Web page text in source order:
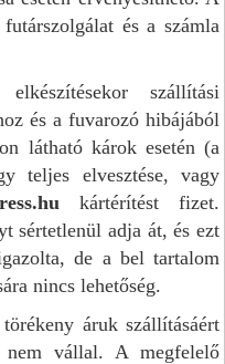
és a számla
szállítási
és a fuvarozó hibájából
látható károk esetén (a
teljes elvesztése, vagy
kártérítést fizet.
sértetlenül adja át, és ezt
de a bel tartalom
nincs lehetőség.
áruk szállításáért
nem vállal. A megfelelő